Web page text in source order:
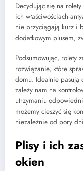
Decydując się na
ich właściwościach
nie przyciągają kurz i
dodatkowym plusem,
Podsumowując, rolety
rozwiązanie, które
domu. Idealnie pasują
zależy nam na
utrzymaniu
możemy cieszyć się
niezależnie od pory
Plisy i ich
okien